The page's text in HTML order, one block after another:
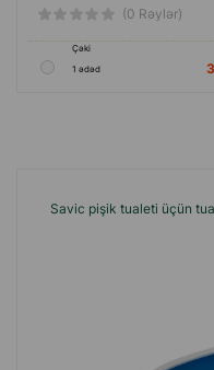
(0 Rəylər)
Çəki
1 ədəd
Savic pişik tualeti üçün